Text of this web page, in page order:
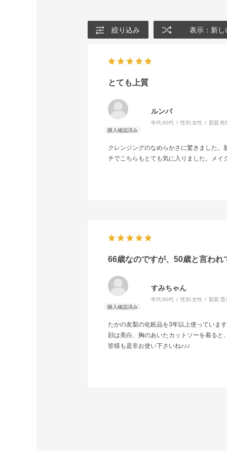
絞り込み 表示：新し
とても上質
ルンバ
年代:60代 性別:女性 肌質:乾
クレンジングのなめらかさに驚きました
チでこちらもとても気に入りました。メ
66歳なのですが、50歳と言われ
すみちゃん
年代:60代 性別:女性 肌質:普
たかの友梨の化粧品を3年以上使っていま
顔は美白、胸のあいたカットソーを着ると
皆様も是非お使い下さいね♪♪♪